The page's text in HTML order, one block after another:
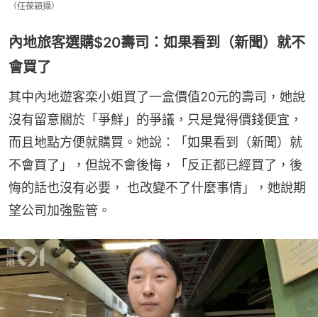
（任葆穎攝）
內地旅客選購$20壽司：如果看到（新聞）就不
會買了
其中內地遊客栾小姐買了一盒價值20元的壽司，她說
沒有留意關於「爭鮮」的爭議，只是覺得價錢便宜，
而且地點方便就購買。她說：「如果看到（新聞）就
不會買了」，但說不會後悔，「反正都已經買了，後
悔的話也沒有必要， 也改變不了什麼事情」，她說期
望公司加強監管。